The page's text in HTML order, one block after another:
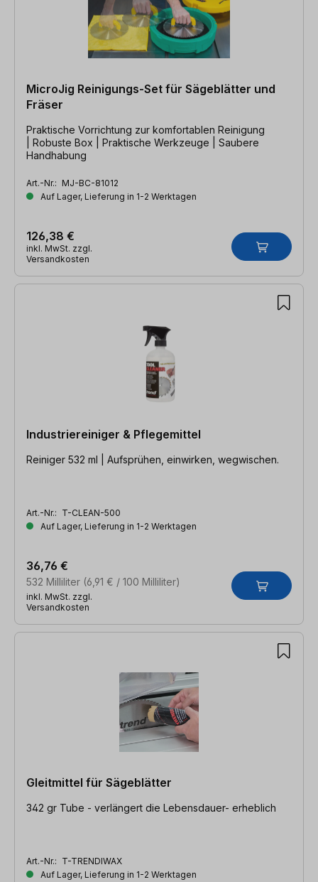
MicroJig Reinigungs-Set für Sägeblätter und
Fräser
Praktische Vorrichtung zur komfortablen Reinigung
| Robuste Box | Praktische Werkzeuge | Saubere
Handhabung
Art.-Nr.: MJ-BC-81012
Auf Lager, Lieferung in 1-2 Werktagen
126,38 €
inkl. MwSt. zzgl.
Versandkosten
Industriereiniger & Pflegemittel
Reiniger 532 ml | Aufsprühen, einwirken, wegwischen.
Art.-Nr.: T-CLEAN-500
Auf Lager, Lieferung in 1-2 Werktagen
532 Milliliter (6,91 € / 100 Milliliter)
36,76 €
inkl. MwSt. zzgl.
Versandkosten
Gleitmittel für Sägeblätter
342 gr Tube - verlängert die Lebensdauer- erheblich
Art.-Nr.: T-TRENDIWAX
Auf Lager, Lieferung in 1-2 Werktagen